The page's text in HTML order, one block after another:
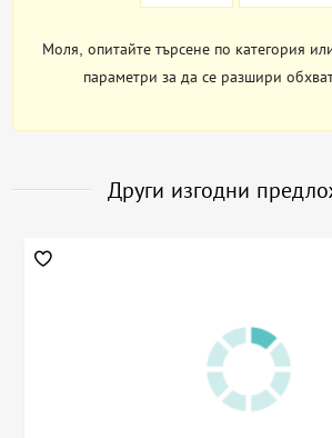
Моля, опитайте търсене по категория
параметри за да се разшири
Други изгодни